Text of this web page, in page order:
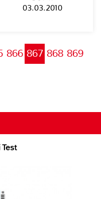
03.03.2010
866 867 868 869